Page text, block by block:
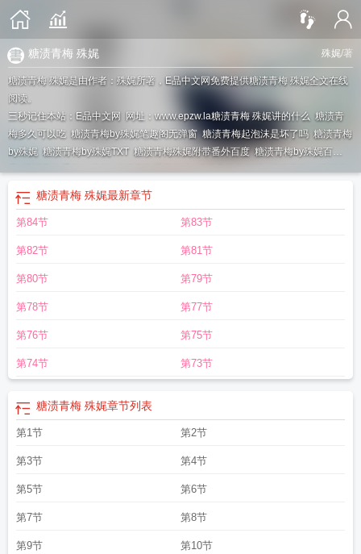
殊娓/著
糖渍青梅 殊娓
糖渍青梅 殊娓是由作者：殊娓所著，E品中文网免费提供糖渍青梅 殊娓全文在线
阅读。
三秒记住本站：E品中文网 网址：www.epzw.la糖渍青梅 殊娓讲的什么 糖渍青
梅多久可以吃 糖渍青梅by殊娓笔趣阁无弹窗糖渍青梅起泡沫是坏了吗 糖渍青梅
by殊娓 糖渍青梅by殊娓TXT 糖渍青梅殊娓附带番外百度糖渍青梅by殊娓百
删减完整版
糖渍青梅和盐渍青梅有什么区别
读 糖渍青梅发酵了怎么办
青梅 殊娓TXT
糖渍青梅殊娓全文免费阅读糖渍青梅的功效与作用
渍青梅能放多久
糖渍青梅可以保存多久
梅为何不建议吃
糖渍青梅的做法大全
糖渍青梅 殊娓最新章节
第84节 第83节
第82节 第81节
第80节 第79节
第78节 第77节
第76节 第75节
第74节 第73节
糖渍青梅 殊娓章节列表
第1节 第2节
第3节 第4节
第5节 第6节
第7节 第8节
第9节 第10节